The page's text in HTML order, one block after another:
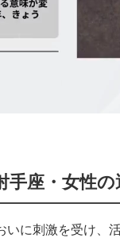
手座・女性の
に刺激を受け、